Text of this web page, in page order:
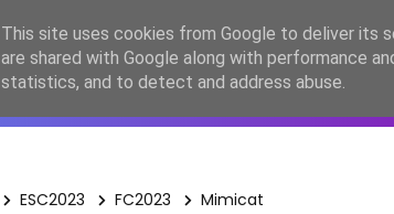
ESC2027 JESC2026 FC2026
ESC2023 FC2023 Mimicat
This site uses cookies from Google to deliver its
are shared with Google along with performance
statistics, and to detect and address abuse.